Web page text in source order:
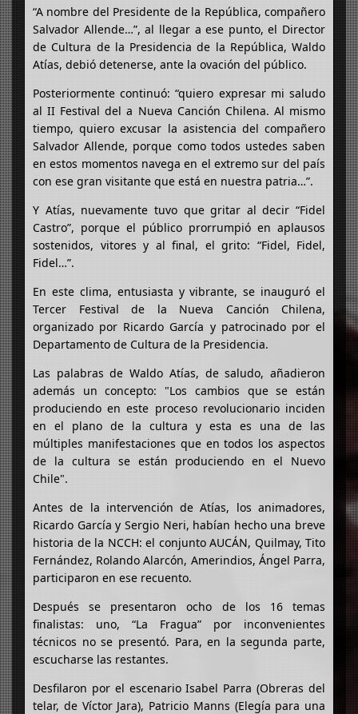
“A nombre del Presidente de la República, compañero
Salvador Allende…”, al llegar a ese punto, el Director
de Cultura de la Presidencia de la República, Waldo
Atías, debió detenerse, ante la ovación del público.
Posteriormente continuó: “quiero expresar mi saludo
al II Festival del a Nueva Canción Chilena. Al mismo
tiempo, quiero excusar la asistencia del compañero
Salvador Allende, porque como todos ustedes saben
en estos momentos navega en el extremo sur del país
con ese gran visitante que está en nuestra patria…”.
Y Atías, nuevamente tuvo que gritar al decir “Fidel
Castro”, porque el público prorrumpió en aplausos
sostenidos, vitores y al final, el grito: “Fidel, Fidel,
Fidel…”.
En este clima, entusiasta y vibrante, se inauguró el
Tercer Festival de la Nueva Canción Chilena,
organizado por Ricardo García y patrocinado por el
Departamento de Cultura de la Presidencia.
Las palabras de Waldo Atías, de saludo, añadieron
además un concepto: "Los cambios que se están
produciendo en este proceso revolucionario inciden
en el plano de la cultura y esta es una de las
múltiples manifestaciones que en todos los aspectos
de la cultura se están produciendo en el Nuevo
Chile".
Antes de la intervención de Atías, los animadores,
Ricardo García y Sergio Neri, habían hecho una breve
historia de la NCCH: el conjunto AUCÁN, Quilmay, Tito
Fernández, Rolando Alarcón, Amerindios, Ángel Parra,
participaron en ese recuento.
Después se presentaron ocho de los 16 temas
finalistas: uno, “La Fragua” por inconvenientes
técnicos no se presentó. Para, en la segunda parte,
escucharse las restantes.
Desfilaron por el escenario Isabel Parra (Obreras del
telar, de Víctor Jara), Patricio Manns (Elegía para una